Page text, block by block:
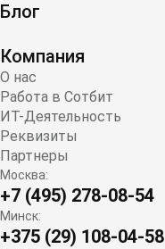
Блог
Компания
О нас
Работа в Сотбит
ИТ-Деятельность
Реквизиты
Партнеры
Москва:
+7 (495) 278-08-54
Минск:
+375 (29) 108-04-58